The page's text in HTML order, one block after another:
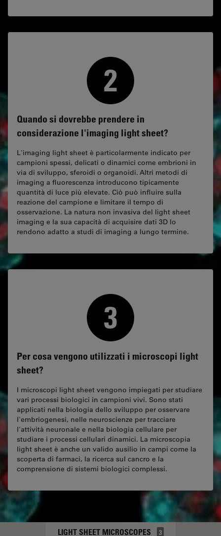
Quando si dovrebbe prendere in
considerazione l'imaging light sheet?
L'imaging light sheet è particolarmente indicato per
campioni spessi, delicati o dinamici come embrioni in
via di sviluppo, sferoidi o organoidi. Altri metodi di
imaging a fluorescenza introducono tipicamente
quantità di luce più elevate. Ciò può influire sulla
reazione del campione e limitare il tempo di
osservazione. La natura non invasiva del light sheet
imaging e la sua capacità di acquisire dati 3D lo
rendono adatto a studi di imaging a lungo termine.
Per cosa vengono utilizzati i microscopi light
sheet?
I microscopi light sheet vengono impiegati per studiare
vari processi biologici in campioni vivi. Sono stati
applicati nella biologia dello sviluppo per osservare
l'embriogenesi, nelle neuroscienze per tracciare
l'attività neuronale e nella biologia cellulare per
studiare i processi cellulari dinamici. La microscopia
light sheet è anche un valido ausilio in campi come la
scoperta di farmaci, la ricerca sul cancro e la
comprensione di sistemi biologici complessi.
LIGHT SHEET MICROSCOPES 3